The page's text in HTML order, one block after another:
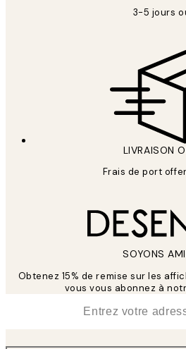
3-5 jours
LIVRAISON
Frais de port
SOYONS
Obtenez 15% de remise sur les
vous vous abonnez à